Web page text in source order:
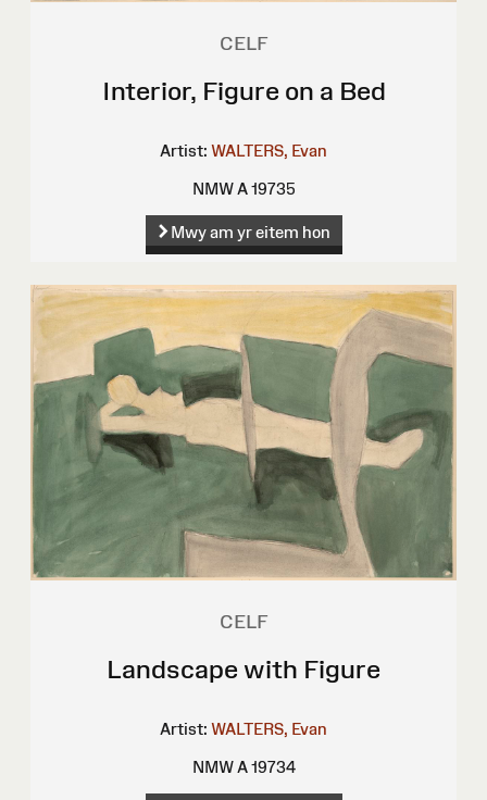
CELF
Interior, Figure on a Bed
Artist: WALTERS, Evan
NMW A 19735
Mwy am yr eitem hon
CELF
Landscape with Figure
Artist: WALTERS, Evan
NMW A 19734